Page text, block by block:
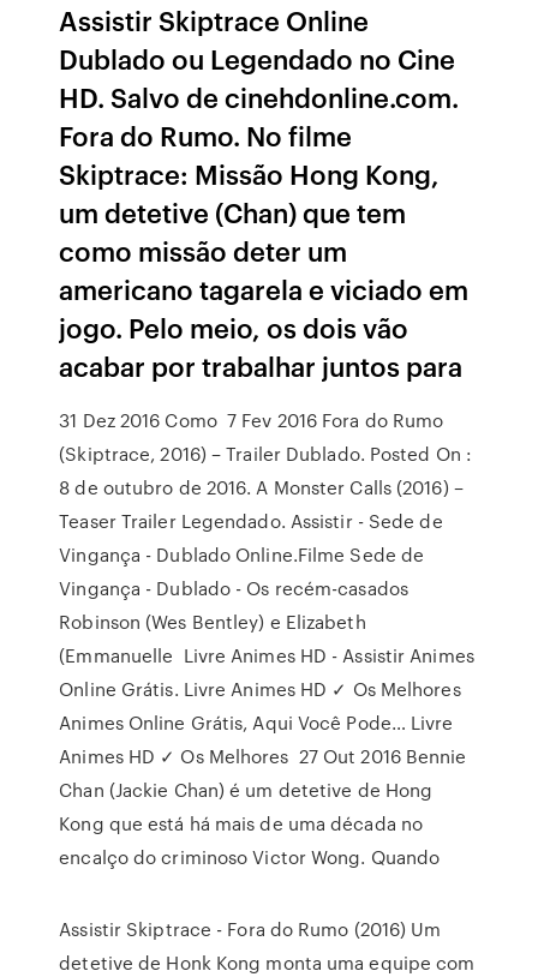
Assistir Skiptrace Online
Dublado ou Legendado no Cine
HD. Salvo de cinehdonline.com.
Fora do Rumo. No filme
Skiptrace: Missão Hong Kong,
um detetive (Chan) que tem
como missão deter um
americano tagarela e viciado em
jogo. Pelo meio, os dois vão
acabar por trabalhar juntos para
31 Dez 2016 Como 7 Fev 2016 Fora do Rumo
(Skiptrace, 2016) – Trailer Dublado. Posted On :
8 de outubro de 2016. A Monster Calls (2016) –
Teaser Trailer Legendado. Assistir - Sede de
Vingança - Dublado Online.Filme Sede de
Vingança - Dublado - Os recém-casados
Robinson (Wes Bentley) e Elizabeth
(Emmanuelle Livre Animes HD - Assistir Animes
Online Grátis. Livre Animes HD ✓ Os Melhores
Animes Online Grátis, Aqui Você Pode… Livre
Animes HD ✓ Os Melhores 27 Out 2016 Bennie
Chan (Jackie Chan) é um detetive de Hong
Kong que está há mais de uma década no
encalço do criminoso Victor Wong. Quando
Assistir Skiptrace - Fora do Rumo (2016) Um
detetive de Honk Kong monta uma equipe com